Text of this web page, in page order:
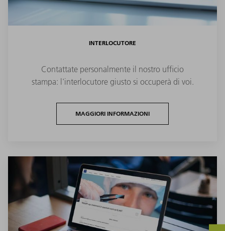
INTERLOCUTORE
Contattate personalmente il nostro ufficio
stampa: l'interlocutore giusto si occuperà di voi.
MAGGIORI INFORMAZIONI